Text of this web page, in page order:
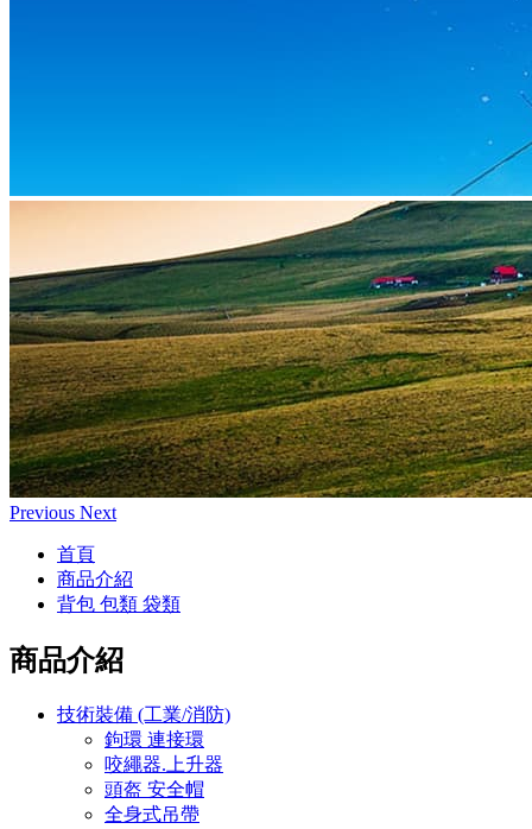
Previous Next
首頁
商品介紹
背包 包類 袋類
商品介紹
技術裝備 (工業/消防)
鉤環 連接環
咬繩器.上升器
頭盔 安全帽
全身式吊帶